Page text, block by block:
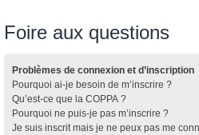
Foire aux questions
Problèmes de connexion et d’inscription
Pourquoi ai-je besoin de m’inscrire ?
Qu’est-ce que la COPPA ?
Pourquoi ne puis-je pas m’inscrire ?
Je suis inscrit mais je ne peux pas me